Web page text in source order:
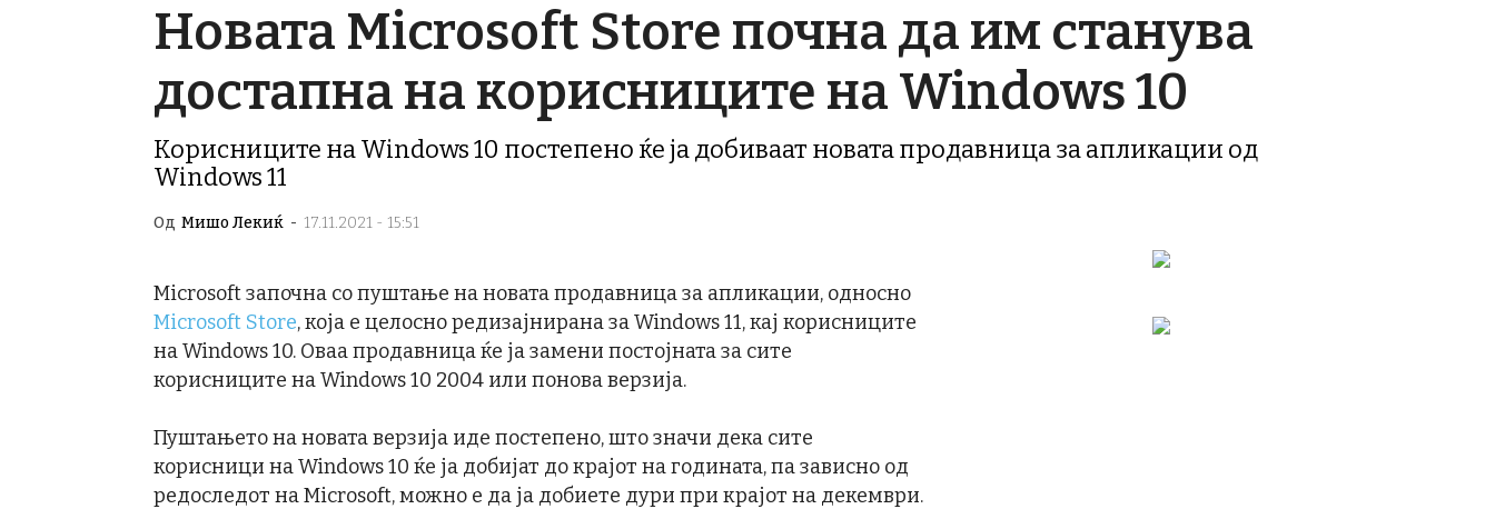
Новата Microsoft Store почна да им станува
достапна на корисниците на Windows 10
Корисниците на Windows 10 постепено ќе ја добиваат новата продавница за апликации од
Windows 11
Од Мишо Лекиќ - 17.11.2021 - 15:51
Microsoft започна со пуштање на новата продавница за апликации, односно
Microsoft Store, која е целосно редизајнирана за Windows 11, кај корисниците
на Windows 10. Оваа продавница ќе ја замени постојната за сите
корисниците на Windows 10 2004 или понова верзија.
Пуштањето на новата верзија иде постепено, што значи дека сите
корисници на Windows 10 ќе ја добијат до крајот на годината, па зависно од
редоследот на Microsoft, можно е да ја добиете дури при крајот на декември.